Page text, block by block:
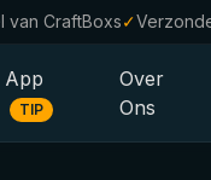
van CraftBoxs✓
App
TIP
Over
Ons